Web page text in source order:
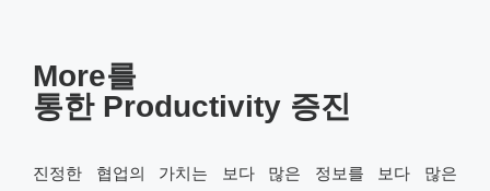
More를
통한 Productivity 증진
진정한 협업의 가치는 보다 많은 정보를 보다 많은